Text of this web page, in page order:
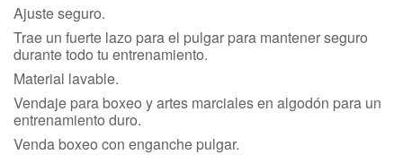
Ajuste seguro.
Trae un fuerte lazo para el pulgar para mantener seguro
durante todo tu entrenamiento.
Material lavable.
Vendaje para boxeo y artes marciales en algodón para un
entrenamiento duro.
Venda boxeo con enganche pulgar.